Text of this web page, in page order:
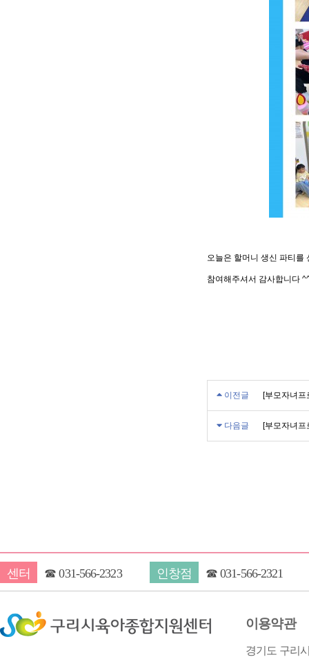
오늘은 할머니 생신 파티를
참여해주셔서 감사합니다
이전글 [부모자녀
다음글 [부모자녀
센터 ☎031-566-2323 인창점 ☎031-566-2321
이용약관
경기도 구리